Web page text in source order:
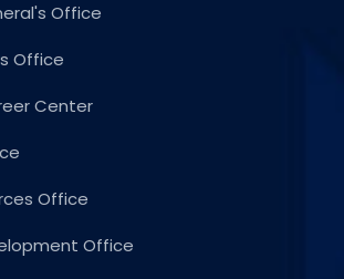
Office
Office
Center
Office
Office